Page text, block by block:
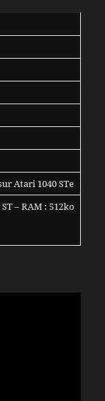
Atari 1040 STe
– RAM : 512ko